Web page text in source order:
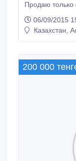
Продаю только
Вас систему денежный
карона, монеты вышлю зак. письмом. По запросу
06/09/2015
Казахстан,
200 000